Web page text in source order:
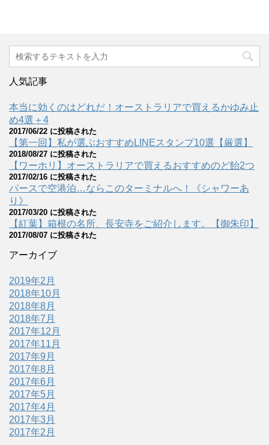
人気記事
本当に効くのはどれだ！オーストラリアで買えるかゆみ止
め4選＋4
2017/06/22 に投稿された
【第一回】私が選ぶおすすめLINEスタンプ10選【厳選】
2018/08/27 に投稿された
【ワーホリ】オーストラリアで買えるおすすめのど飴2つ
2017/02/16 に投稿された
パースで空港泊…ならこのターミナルへ！《シャワーあ
り》
2017/03/20 に投稿された
【紅葉】箱根の名所、長安寺をご紹介します。【御朱印】
2017/08/07 に投稿された
アーカイブ
2019年2月
2018年10月
2018年8月
2018年7月
2017年12月
2017年11月
2017年9月
2017年8月
2017年6月
2017年5月
2017年4月
2017年3月
2017年2月